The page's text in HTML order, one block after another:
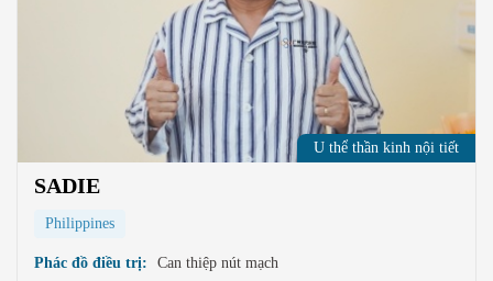
U thể thần kinh nội tiết
SADIE
Philippines
Phác đồ điều trị:
Can thiệp nút mạch